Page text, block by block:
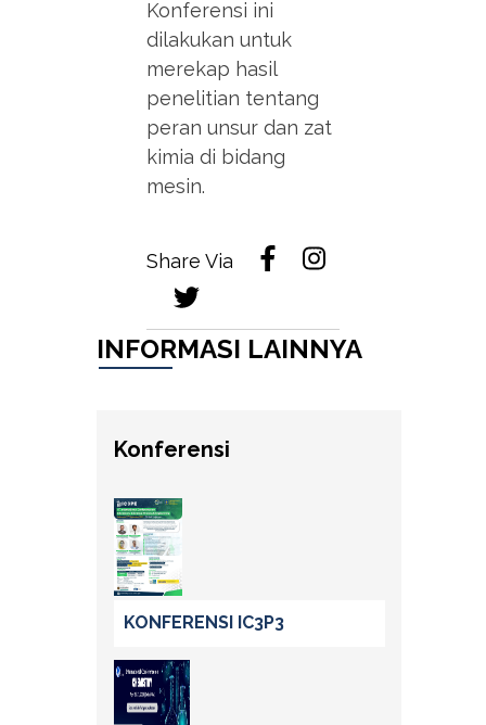
Konferensi ini
dilakukan untuk
merekap hasil
penelitian tentang
peran unsur dan zat
kimia di bidang
mesin.
Share Via
INFORMASI LAINNYA
Konferensi
KONFERENSI IC3P3